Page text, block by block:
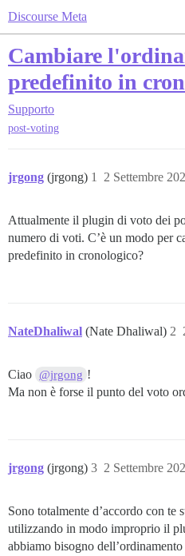
Discourse Meta
Cambiare
predefinito in
Supporto
post-voting
jrgong (jrgong) 2 Settembre
1
Attualmente il plugin di voto dei
numero di voti. C’è un modo per
predefinito in cronologico?
NateDhaliwal (Nate Dhaliwal) 2
Ciao @jrgong !
Ma non è forse il punto del voto
jrgong (jrgong) 2 Settembre
3
Sono totalmente d’accordo con te
utilizzando in modo improprio il
abbiamo bisogno